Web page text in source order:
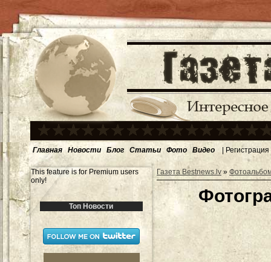
Главная Новости Блог Статьи Фото Видео | Регистрация
This feature is for Premium users
only!
Топ Новости
Газета Bestnews.lv»